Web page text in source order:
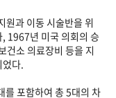
원과 이동 시술반을 위
1967년 미국 의회의 승
건소 의료장비 등을 지
다.
를 포함하여 총 5대의 차